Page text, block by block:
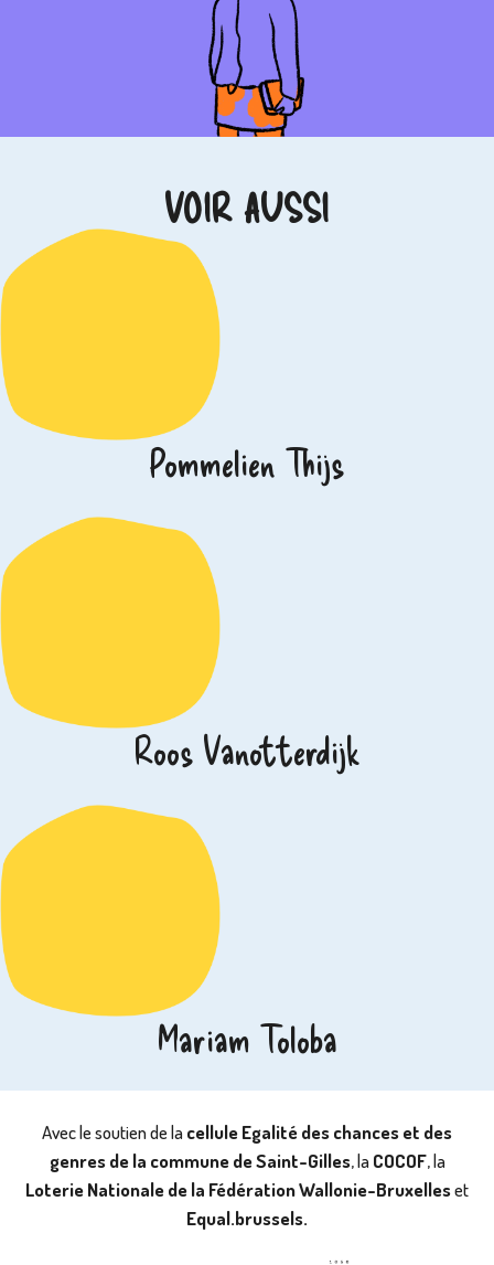
VOIR AUSSI
Pommelien Thijs
Roos Vanotterdijk
Mariam Toloba
Avec le soutien de lacellule Egalité des chances et des
genres de la commune de Saint-Gilles, laCOCOF, la
Loterie Nationale de la Fédération Wallonie-Bruxelleset
Equal.brussels.